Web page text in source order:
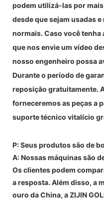
podem utilizá-las por
desde que sejam usadas
normais. Caso você
que nos envie um vídeo
nosso engenheiro possa
Durante o período de
reposição gratuitamente.
forneceremos as peças a
suporte técnico vitalício
P: Seus produtos são de
A: Nossas máquinas são
Os clientes podem
a resposta. Além disso, a
ouro da China, a ZIJIN